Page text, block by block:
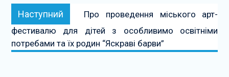
Наступний Наступний:
Про проведення міського арт-
фестивалю для дітей з особливимо освітніми
потребами та їх родин “Яскраві барви”